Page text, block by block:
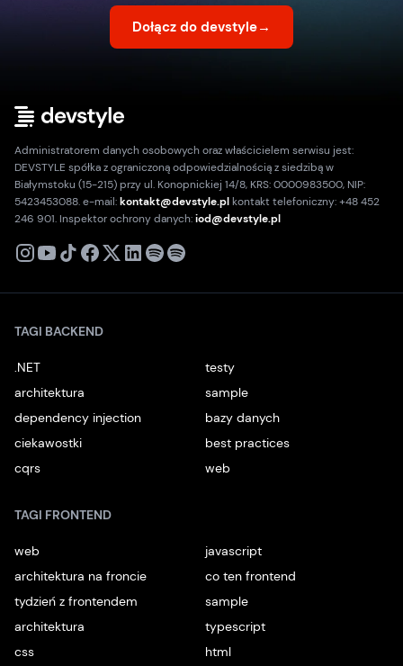
Dołącz do devstyle→
Administratorem danych osobowych oraz właścicielem serwisu jest:
DEVSTYLE spółka z ograniczoną odpowiedzialnością z siedzibą w
Białymstoku (15-215) przy ul. Konopnickiej 14/8, KRS: 0000983500, NIP:
5423453088. e-mail:kontakt@devstyle.plkontakt telefoniczny: +48 452
246 901. Inspektor ochrony danych:iod@devstyle.pl
X
TAGI BACKEND
.NET
testy
architektura
sample
dependency injection
bazy danych
ciekawostki
best practices
cqrs
web
TAGI FRONTEND
web
javascript
architektura na froncie
co ten frontend
tydzień z frontendem
sample
architektura
typescript
css
html